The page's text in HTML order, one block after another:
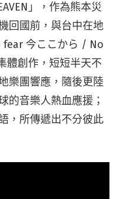
」，作為熊本災
回國前，與台中在地
fear 今ここから / No
體創作，短短半天不
樂團響應，隨後更陸
的音樂人熱血應援；
，所傳遞出不分彼此